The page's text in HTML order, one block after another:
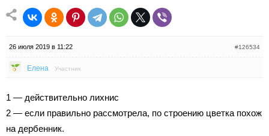
26 июля 2019 в 11:22 #126534
Елена Участник
1 — действительно лихнис
2 — если правильно рассмотрела, по строению цветка похож
на дербенник.